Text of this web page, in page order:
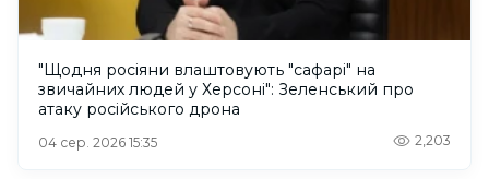
"Щодня росіяни влаштовують "сафарі" на
звичайних людей у Херсоні": Зеленський про
атаку російського дрона
04 сер. 2026 15:35 2,203